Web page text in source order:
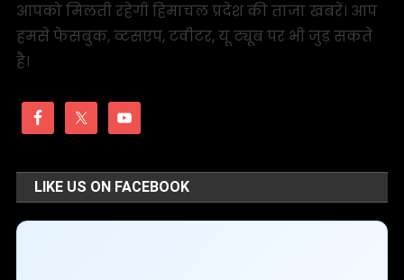
आपको मिलती रहेगी हिमाचल प्रदेश की ताजा खबरें। आप
हमसे फेसबुक, व्टसएप, टवीटर, यू ट्यूब पर भी जुड़ सकते
है।
LIKE US ON FACEBOOK